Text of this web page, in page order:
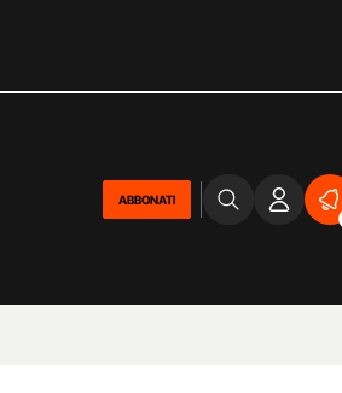
ABBONATI